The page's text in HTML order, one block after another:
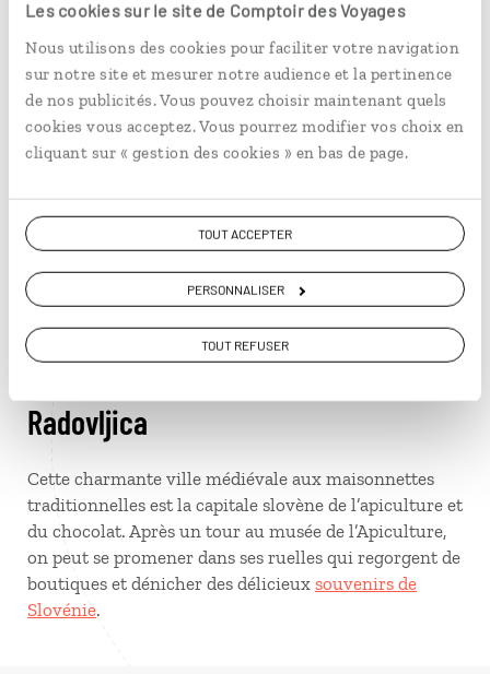
Les cookies sur le site de Comptoir des Voyages
Nous utilisons des cookies pour faciliter votre navigation
sur notre site et mesurer notre audience et la pertinence
de nos publicités. Vous pouvez choisir maintenant quels
cookies vous acceptez. Vous pourrez modifier vos choix en
cliquant sur « gestion des cookies » en bas de page.
TOUT ACCEPTER
PERSONNALISER
TOUT REFUSER
Dans le parc naturel de Triglav, on peut admirer la
composée de deux chutes d’eaux : on peut passer
derrière l’imposante cascade inférieure de 16 mètres
de haut ou monter à la cascade supérieure, haute de
52 mètres.
Skofja Loka
Ce bourg médiéval semble tout droit sorti d’un conte.
Ses maisonnettes colorées et ses ponts en pierre sont
dominés par un grand château au toit rouge. On flâne
entre les boutiques artisanales, les terrasses
romantiques et les galeries.
Radovljica
Cette charmante ville médiévale aux maisonnettes
traditionnelles est la capitale slovène de l’apiculture et
du chocolat. Après un tour au musée de l’Apiculture,
on peut se promener dans ses ruelles qui regorgent de
boutiques et dénicher des délicieux souvenirs de
Slovénie.